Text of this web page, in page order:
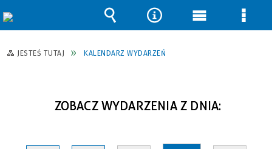
JESTEŚ TUTAJ KALENDARZ WYDARZEŃ
ZOBACZ WYDARZENIA Z DNIA:
Wyszukiwarka
Narzędzia
Menu Menu